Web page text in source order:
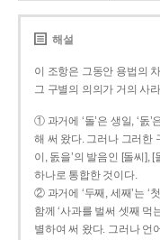
해설
이 조항은 그동안 용법의
그 구별의 의의가 거의 사
① 과거에 ‘돌’은 생일, ‘돐’
해 써 왔다. 그러나 그러한
이, 돐을’의 발음인 [돌씨],
하나로 통합한 것이다.
② 과거에 ‘두째, 세째’는 ‘
함께 ‘사과를 벌써 셋째 먹
별하여 써 왔다. 그러나 언